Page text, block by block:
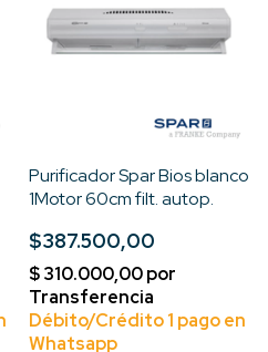
Purificador Spar Bios blanco
1Motor 60cm filt. autop.
$387.500,00